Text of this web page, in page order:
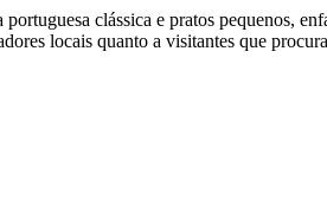
clássica e pratos pequenos,
locais quanto a visitantes que